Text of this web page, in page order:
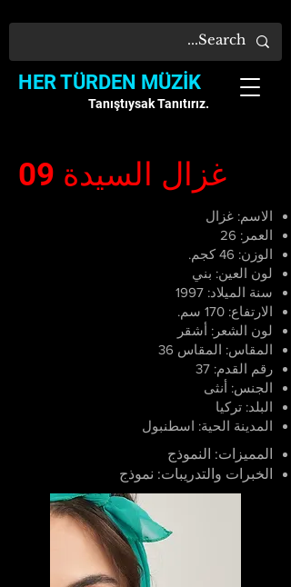
HER TÜRDEN MÜZİK
Tanıştıysak Tanıtırız.
09 غزال السيدة
الاسم: غزال
العمر: 26
الوزن: 46 كجم.
لون العين: بني
سنة الميلاد: 1997
الارتفاع: 170 سم.
لون الشعر: أشقر
المقاس: المقاس 36
رقم القدم: 37
الجنس: أنثى
البلد: تركيا
المدينة الحية: اسطنبول
المميزات: النموذج
الخبرات والتدريبات: نموذج